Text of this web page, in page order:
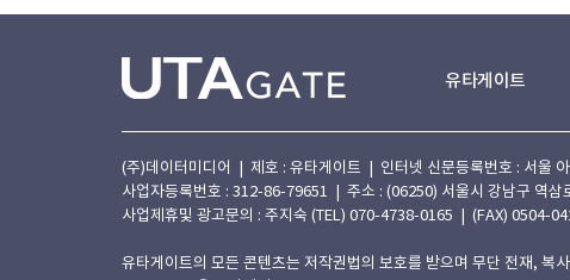
유타게이트
(주)데이터미디어 | 제호 : 유타게이트 | 인터넷 신문등록번호 : 서울
사업자등록번호 : 312-86-79651 | 주소 : (06250) 서울시 강남구 역삼
사업제휴및 광고문의 : 주지숙 (TEL) 070-4738-0165 | (FAX)
유타게이트의 모든 콘텐츠는 저작권법의 보호를 받으며 무단 전재, 복